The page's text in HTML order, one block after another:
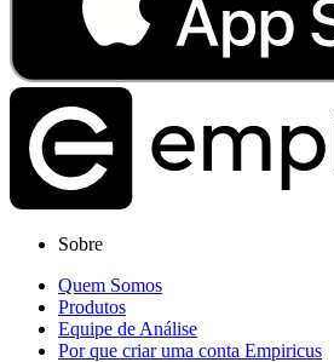
Sobre
Quem Somos
Produtos
Equipe de Análise
Por que criar uma conta Empiricus